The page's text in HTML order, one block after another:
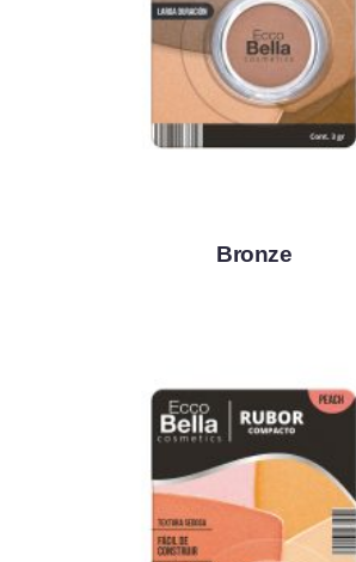
Bronze